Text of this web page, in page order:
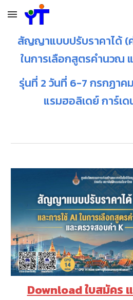
Skip to main content
สัญญาแบบปรับราคาได้ (ค่
ในการเลือกสูตรคำนวณ
รุ่นที่ 2 วันที่ 6-7 กรกฏาค
แรมฮอลิเดย์ การ์เด
Download ใบสมัคร